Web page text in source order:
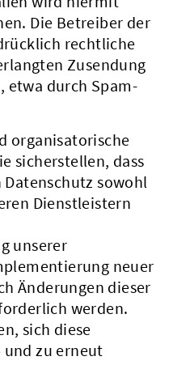
Die Betreiber der
rechtliche
Zusendung
etwa durch Spam-
organisatorische
sicherstellen, dass
sowohl
Dienstleistern
unserer
neuer
Änderungen dieser
werden.
sich diese
zu erneut